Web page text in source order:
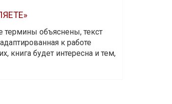
термины объяснены, текст
к работе
книга будет интересна и тем,